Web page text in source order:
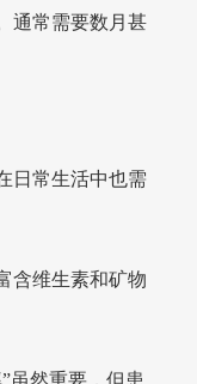
通常需要数月甚
日常生活中也需
含维生素和矿物
虽然重要，但患